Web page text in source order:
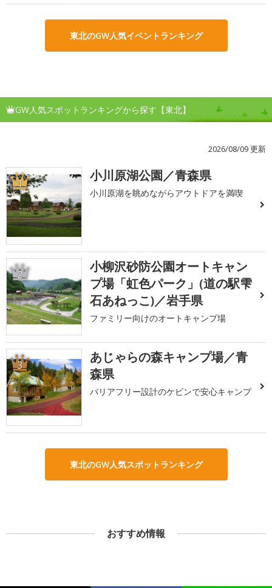
東北のGW人気イベントランキング
GW人気スポットランキングから探す【東北】
2026/08/09 更新
1 小川原湖公園／青森県
小川原湖を眺めながらアウトドアを満喫
2
小柳沢砂防公園オートキャン
プ場「虹色パーク」(道の駅雫
石あねっこ)／岩手県
ファミリー向けのオートキャンプ場
3
あじゃらの森キャンプ場／青
森県
バリアフリー設計のケビンで安心キャンプ
東北のGW人気スポットランキング
おすすめ情報